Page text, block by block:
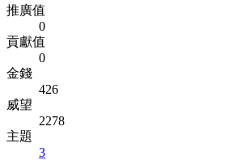
推廣值
0
貢獻值
0
金錢
426
威望
2278
主題
3